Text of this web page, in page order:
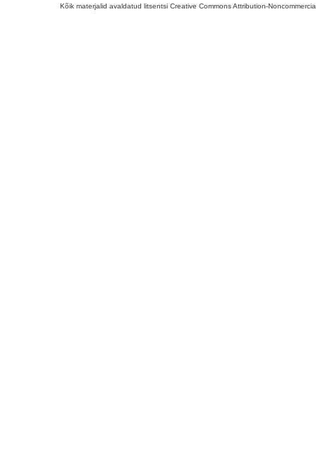
Kõik materjalid avaldatud litsentsi Creative Commons Attribution-